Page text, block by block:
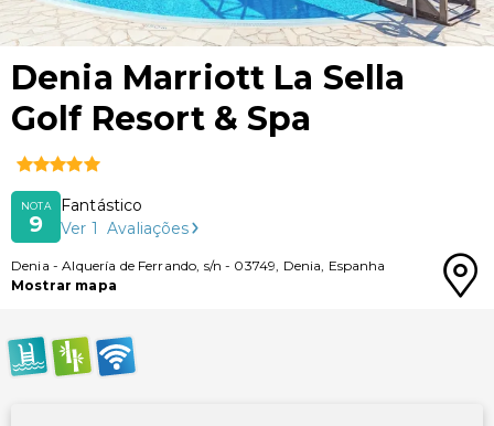
Denia Marriott La Sella
Golf Resort & Spa
NOTA
9
Fantástico
Ver 1 Avaliações
Denia -Alquería de Ferrando, s/n - 03749, Denia, Espanha
Mostrar mapa